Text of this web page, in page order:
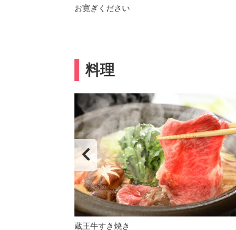
お寛ぎください
料理
蔵王牛すき焼き